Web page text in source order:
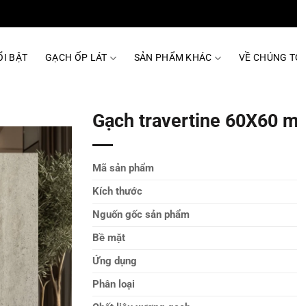
BẬT GẠCH ỐP LÁT SẢN PHẨM KHÁC VỀ CHÚNG
Gạch travertine 60X60
Mã sản phẩm
Kích thước
Nguốn gốc sản phẩm
Bề mặt
Ứng dụng
Phân loại